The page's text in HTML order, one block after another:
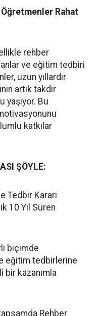
Rahat
rehber
ve eğitim tedbiri
uzun yıllardır
artık takdir
yaşıyor. Bu
katkılar
ŞÖYLE:
Tedbir Kararı
10 Yıl Süren
biçimde
eğitim tedbirlerine
kazanımla
Rehber